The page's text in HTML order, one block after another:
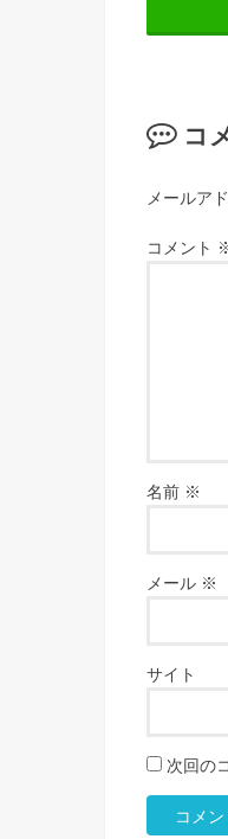
コ
メールア
コメント
名前 ※
メール ※
サイト
次回の